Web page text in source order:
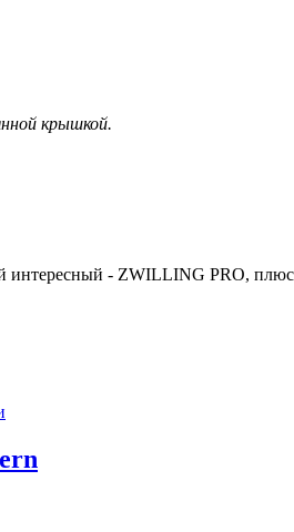
крышкой.
интересный - ZWILLING PRO,